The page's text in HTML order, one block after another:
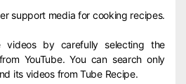
support media for cooking recipes.
by carefully selecting the
YouTube. You can search only
its videos from Tube Recipe.